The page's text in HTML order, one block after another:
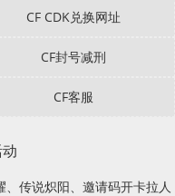
CF CDK兑换网址
CF封号减刑
CF客服
、传说炽阳、邀请码开卡拉人